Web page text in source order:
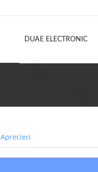
DUAE ELECTRONIC
Aprecieri